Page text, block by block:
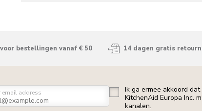
bestellingen vanaf € 50 14 dagen gratis
email address
Ik ga ermee akkoord
KitchenAid Europa Inc.
kanalen.